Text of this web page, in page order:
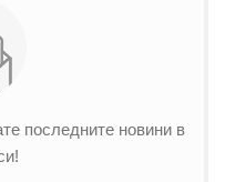
последните новини в